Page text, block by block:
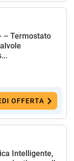
– Termostato
OFFERTA
Intelligente,